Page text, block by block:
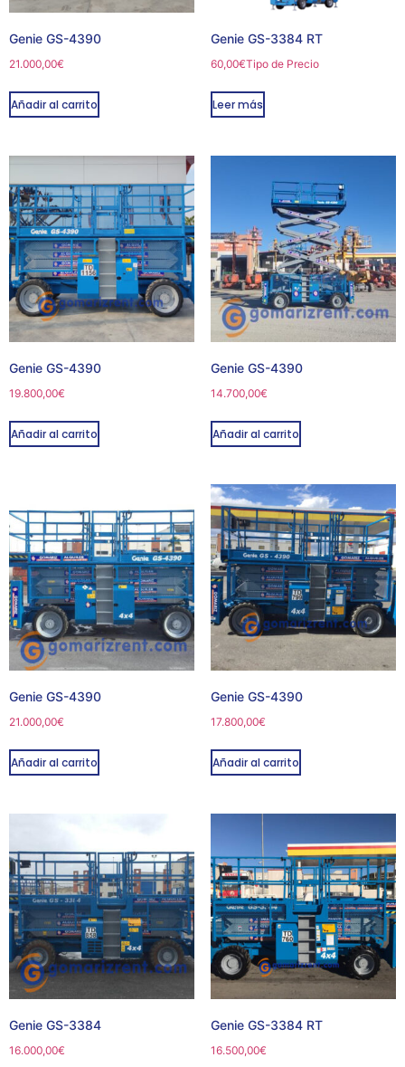
Genie GS-4390
21.000,00€
Añadir al carrito
Genie GS-3384 RT
60,00€Tipo de Precio
Leer más
Genie GS-4390
19.800,00€
Añadir al carrito
Genie GS-4390
14.700,00€
Añadir al carrito
Genie GS-4390
21.000,00€
Añadir al carrito
Genie GS-4390
17.800,00€
Añadir al carrito
Genie GS-3384
16.000,00€
Genie GS-3384 RT
16.500,00€